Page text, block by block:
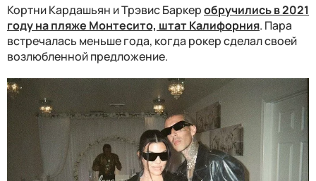
Кортни Кардашьян и Трэвис Баркеробручились в 2021
году на пляже Монтесито, штат Калифорния. Пара
встречалась меньше года, когда рокер сделал своей
возлюбленной предложение.